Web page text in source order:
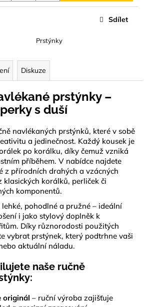
Prstýnky
Sdílet
Diskuze
prstýnky –
s duší
navlékaných prstýnků, které v sobě
a jedinečnost. Každý kousek je
po korálku, díky čemuž vzniká
příběhem. V nabídce najdete
z přírodních drahých a vzácných
klasických korálků, perliček či
komponentů.
pohodlné a pružné – ideální
i jako stylový doplněk k
Díky různorodosti použitých
vybrat prstýnek, který podtrhne vaši
aktuální náladu.
naše ručně
originál – ruční výroba zajišťuje